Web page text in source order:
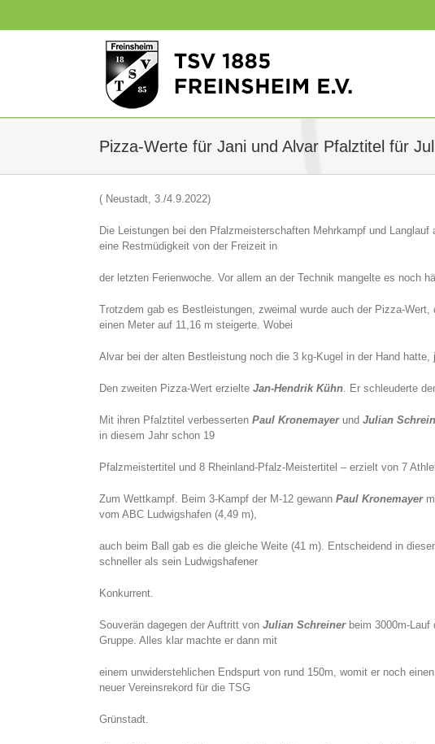
Pizza-Werte für Jani und Alvar Pfalztitel für
( Neustadt, 3./4.9.2022)
Die Leistungen bei den Pfalzmeisterschaften Mehrkampf und
eine Restmüdigkeit von der Freizeit in
der letzten Ferienwoche. Vor allem an der Technik mangelte es noch
Trotzdem gab es Bestleistungen, zweimal wurde auch der Pizza-
einen Meter auf 11,16 m steigerte. Wobei
Alvar bei der alten Bestleistung noch die 3 kg-Kugel in der Hand hatte,
Den zweiten Pizza-Wert erzielte Jan-Hendrik Kühn. Er schleuderte
Mit ihren Pfalztitel verbesserten Paul Kronemayerund Julian
in diesem Jahr schon 19
Pfalzmeistertitel und 8 Rheinland-Pfalz-Meistertitel – erzielt von 7
Zum Wettkampf. Beim 3-Kampf der M-12 gewann Paul Kronemayer
vom ABC Ludwigshafen (4,49 m),
auch beim Ball gab es die gleiche Weite (41 m). Entscheidend in
schneller als sein Ludwigshafener
Konkurrent.
Souverän dagegen der Auftritt von Julian Schreinerbeim 3000m-Lauf
Gruppe. Alles klar machte er dann mit
einem unwiderstehlichen Endspurt von rund 150m, womit er noch
neuer Vereinsrekord für die TSG
Grünstadt.